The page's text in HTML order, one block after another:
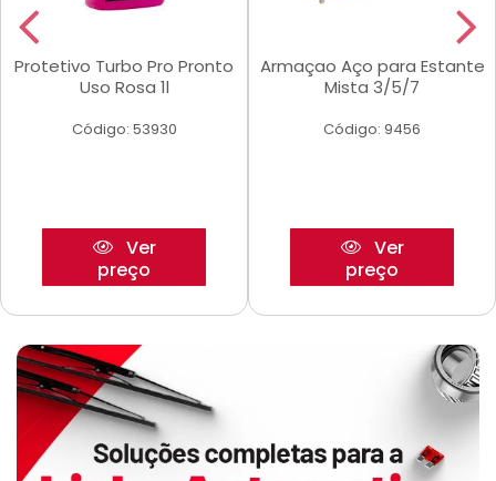
Protetivo Turbo Pro Pronto
Uso Rosa 1l
Código: 53930
Ver
preço
Armaçao Aço para Estante
Mista 3/5/7
Código: 9456
Ver
preço